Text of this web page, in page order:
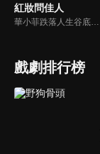
紅妝問佳人
華小菲跌落人生谷底、負債昏迷，夢中穿越繁華都城創業，結識守衛軍首領徐子齊與商會會長房離恨。皇后命徐子齊暗查官商勾結、哄抬物價案，真相直指商會。華小菲憑誠信經營崛起，與徐子齊呈上帳本揭露罪行，惡人伏法，最終成就傳奇女商人並喜結連理。
戲劇排行榜